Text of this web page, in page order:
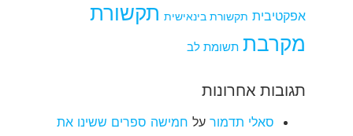
אפקטיבית תקשורת בינאישית תקשורת
מקרבת תשומת לב
תגובות אחרונות
סאלי תדמור על חמישה ספרים ששינו את